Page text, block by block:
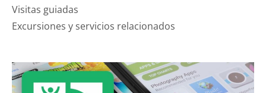
Visitas guiadas
Excursiones y servicios relacionados